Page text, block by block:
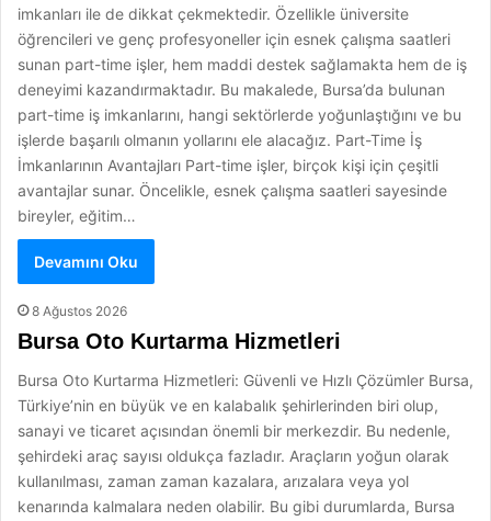
imkanları ile de dikkat çekmektedir. Özellikle üniversite
öğrencileri ve genç profesyoneller için esnek çalışma saatleri
sunan part-time işler, hem maddi destek sağlamakta hem de iş
deneyimi kazandırmaktadır. Bu makalede, Bursa’da bulunan
part-time iş imkanlarını, hangi sektörlerde yoğunlaştığını ve bu
işlerde başarılı olmanın yollarını ele alacağız. Part-Time İş
İmkanlarının Avantajları Part-time işler, birçok kişi için çeşitli
avantajlar sunar. Öncelikle, esnek çalışma saatleri sayesinde
bireyler, eğitim…
Devamını Oku
8 Ağustos 2026
Bursa Oto Kurtarma Hizmetleri
Bursa Oto Kurtarma Hizmetleri: Güvenli ve Hızlı Çözümler Bursa,
Türkiye’nin en büyük ve en kalabalık şehirlerinden biri olup,
sanayi ve ticaret açısından önemli bir merkezdir. Bu nedenle,
şehirdeki araç sayısı oldukça fazladır. Araçların yoğun olarak
kullanılması, zaman zaman kazalara, arızalara veya yol
kenarında kalmalara neden olabilir. Bu gibi durumlarda, Bursa